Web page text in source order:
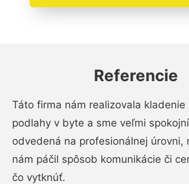
Referencie
Táto firma nám realizovala kladenie
podlahy v byte a sme veľmi
odvedená na profesionálnej úrovni,
nám páčil spôsob komunikácie či
čo vytknúť.